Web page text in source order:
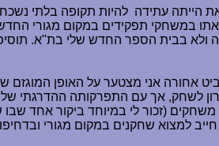
הייתה עתידה להיות תקופה בלתי
במשחקי תפקידים במקום מגורי
ולא בבית הספר החדש שלי בת"א.
אחורה אני מצטער על האופן המוגזם
לשחק, אך עם התפרקותה ההדרגתי
למצוא שחקנים במקום מגורי